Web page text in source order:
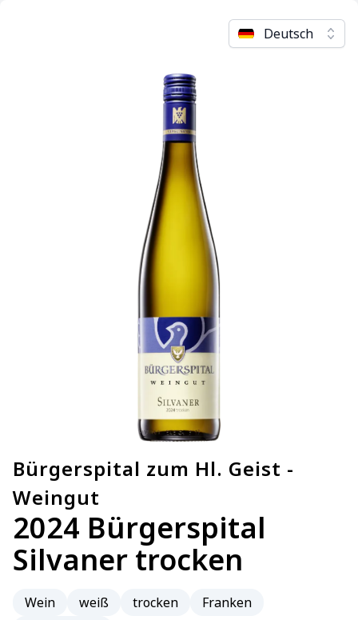
Deutsch
Bürgerspital zum Hl. Geist -
Weingut
2024 Bürgerspital
Silvaner trocken
Wein weiß trocken
Franken